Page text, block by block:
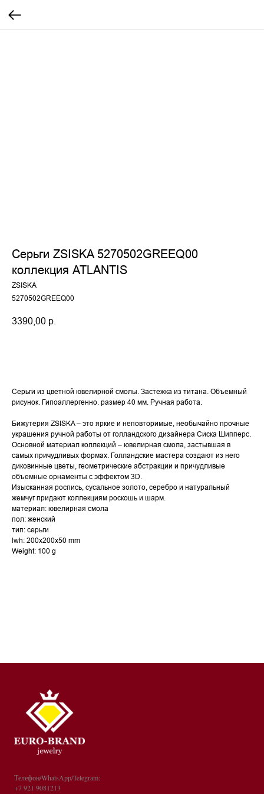
Серьги ZSISKA 5270502GREEQ00
коллекция ATLANTIS
ZSISKA
5270502GREEQ00
3390,00 р.
Серьги из цветной ювелирной смолы. Застежка из титана. Объемный
рисунок. Гипоаллергенно. размер 40 мм. Ручная работа.
Бижутерия ZSISKA – это яркие и неповторимые, необычайно прочные
украшения ручной работы от голландского дизайнера Сиска Шипперс.
Основной материал коллекций – ювелирная смола, застывшая в
самых причудливых формах. Голландские мастера создают из него
диковинные цветы, геометрические абстракции и причудливые
объемные орнаменты с эффектом 3D.
Изысканная роспись, сусальное золото, серебро и натуральный
жемчуг придают коллекциям роскошь и шарм.
материал: ювелирная смола
пол: женский
тип: серьги
lwh: 200x200x50 mm
Weight: 100 g
Телефон/WhatsApp/Telegram:
+7 921 9081213